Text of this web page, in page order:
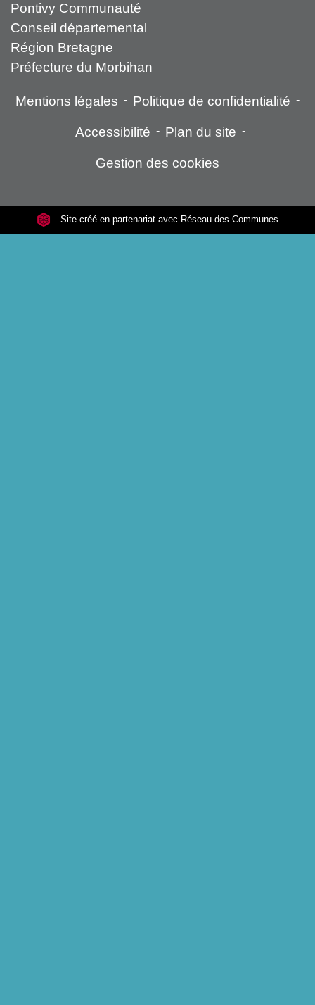
Pontivy Communauté
Conseil départemental
Région Bretagne
Préfecture du Morbihan
Mentions légales - Politique de confidentialité -
Accessibilité - Plan du site -
Gestion des cookies
Site créé en partenariat avec Réseau des Communes